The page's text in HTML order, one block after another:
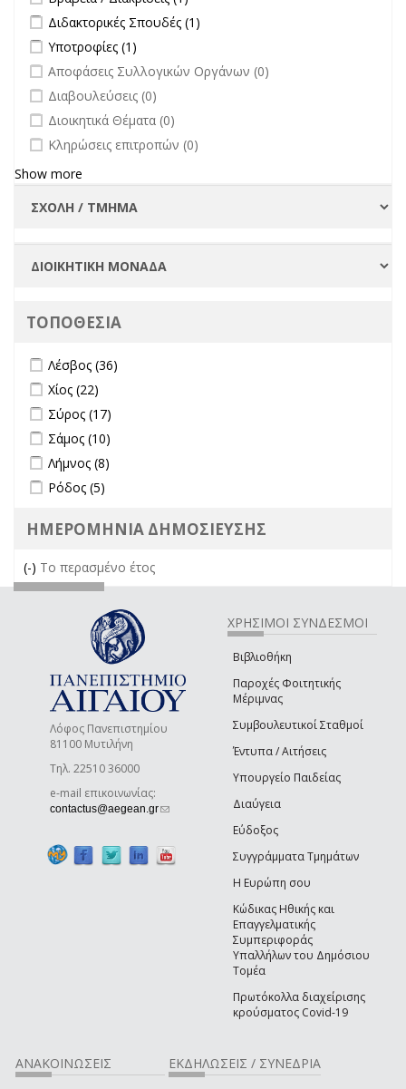
Apply Διδακτορικές Σπουδές filter
Διδακτορικές Σπουδές (1)
Apply Υποτροφίες filter
Υποτροφίες (1)
undefined
Αποφάσεις Συλλογικών Οργάνων (0)
undefined
Διαβουλεύσεις (0)
undefined
Διοικητικά Θέματα (0)
undefined
Κληρώσεις επιτροπών (0)
Show more
ΤΟΠΟΘΕΣΙΑ
Apply Λέσβος filter
Λέσβος (36)
Apply Χίος filter
Χίος (22)
Apply Σύρος filter
Σύρος (17)
Apply Σάμος filter
Σάμος (10)
Apply Λήμνος filter
Λήμνος (8)
Apply Ρόδος filter
Ρόδος (5)
ΗΜΕΡΟΜΗΝΙΑ ΔΗΜΟΣΙΕΥΣΗΣ
(-) Remove Το περασμένο έτος filter
Το περασμένο έτος
Λόφος Πανεπιστημίου
81100 Μυτιλήνη
Τηλ. 22510 36000
e-mail επικοινωνίας:
contactus@aegean.gr(link sends e-mail)
ΧΡΗΣΙΜΟΙ ΣΥΝΔΕΣΜΟΙ
Βιβλιοθήκη
Παροχές Φοιτητικής
Μέριμνας
Συμβουλευτικοί Σταθμοί
Έντυπα / Αιτήσεις
Υπουργείο Παιδείας
Διαύγεια
Εύδοξος
Συγγράμματα Τμημάτων
Η Ευρώπη σου
Κώδικας Ηθικής και
Επαγγελματικής
Συμπεριφοράς
Υπαλλήλων του Δημόσιου
Τομέα
Πρωτόκολλα διαχείρισης
κρούσματος Covid-19
ΑΝΑΚΟΙΝΩΣΕΙΣ ΕΚΔΗΛΩΣΕΙΣ / ΣΥΝΕΔΡΙΑ